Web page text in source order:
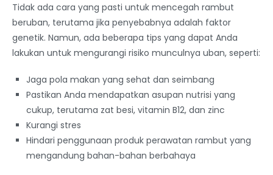
Tidak ada cara yang pasti untuk mencegah rambut
beruban, terutama jika penyebabnya adalah faktor
genetik. Namun, ada beberapa tips yang dapat Anda
lakukan untuk mengurangi risiko munculnya uban, seperti:
Jaga pola makan yang sehat dan seimbang
Pastikan Anda mendapatkan asupan nutrisi yang
cukup, terutama zat besi, vitamin B12, dan zinc
Kurangi stres
Hindari penggunaan produk perawatan rambut yang
mengandung bahan-bahan berbahaya